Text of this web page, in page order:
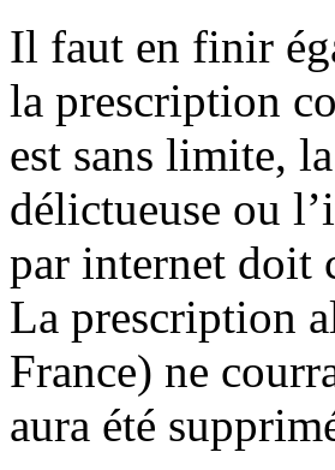
Il faut en finir
la prescription
est sans limite,
délictueuse ou
par internet doit
La prescription
France) ne
aura été